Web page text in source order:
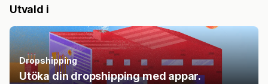
Utvald i
Dropshipping
Utöka din dropshipping med appar.